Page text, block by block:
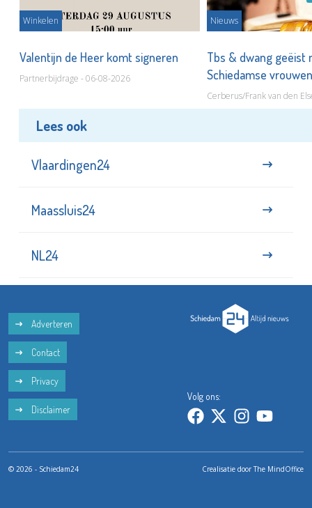
Winkelen
Valentijn de Heer komt signeren
Partnerbijdrage - 06-08-2026
Nieuws
Tbs & dwang geëist
Schiedamse
Cerberus/Frank van den
Lees ook
Vlaardingen24
Maassluis24
NL24
Adverteren
Contact
Privacy
Disclaimer
Volg ons:
© 2026 - Schiedam24 Crealisatie doorThe MindOffice